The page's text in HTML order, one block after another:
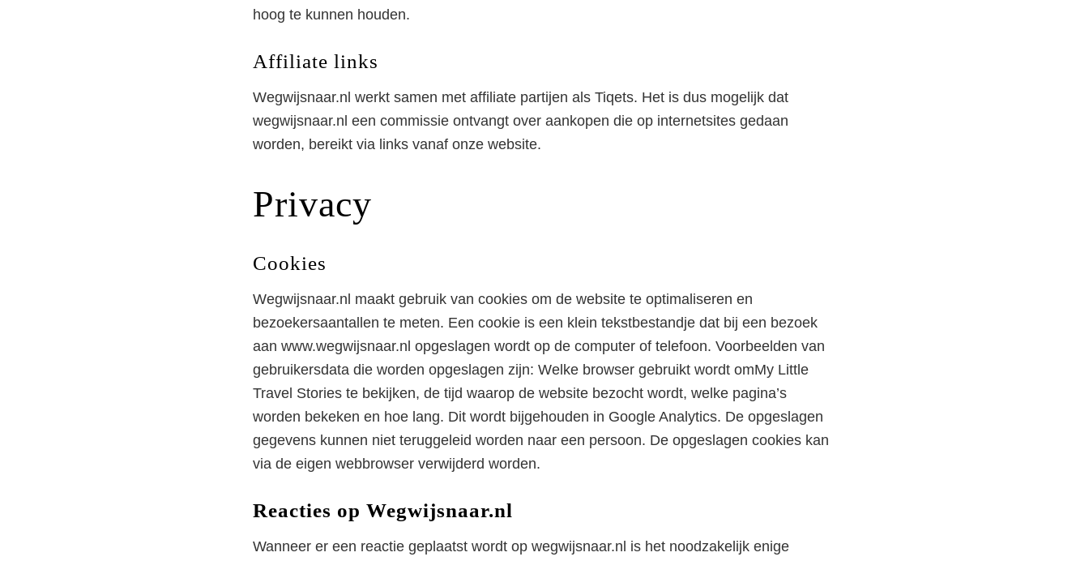
hoog te kunnen houden.
Affiliate links
Wegwijsnaar.nl werkt samen met affiliate partijen als Tiqets. Het is dus mogelijk dat
wegwijsnaar.nl een commissie ontvangt over aankopen die op internetsites gedaan
worden, bereikt via links vanaf onze website.
Privacy
Cookies
Wegwijsnaar.nl maakt gebruik van cookies om de website te optimaliseren en
bezoekersaantallen te meten. Een cookie is een klein tekstbestandje dat bij een bezoek
aan www.wegwijsnaar.nl opgeslagen wordt op de computer of telefoon. Voorbeelden van
gebruikersdata die worden opgeslagen zijn: Welke browser gebruikt wordt omMy Little
Travel Stories te bekijken, de tijd waarop de website bezocht wordt, welke pagina’s
worden bekeken en hoe lang. Dit wordt bijgehouden in Google Analytics. De opgeslagen
gegevens kunnen niet teruggeleid worden naar een persoon. De opgeslagen cookies kan
via de eigen webbrowser verwijderd worden.
Reacties op Wegwijsnaar.nl
Wanneer er een reactie geplaatst wordt op wegwijsnaar.nl is het noodzakelijk enige